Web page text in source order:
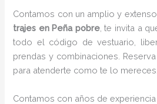
Contamos con un amplio y
trajes en Peña pobre, te invita a
todo el código de vestuario,
prendas y combinaciones.
para atenderte como te lo mereces.
Contamos con años de